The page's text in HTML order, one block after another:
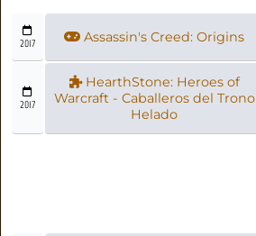
2017 Assassin's Creed: Origins
2017
HearthStone: Heroes of
Warcraft - Caballeros del Trono
Helado